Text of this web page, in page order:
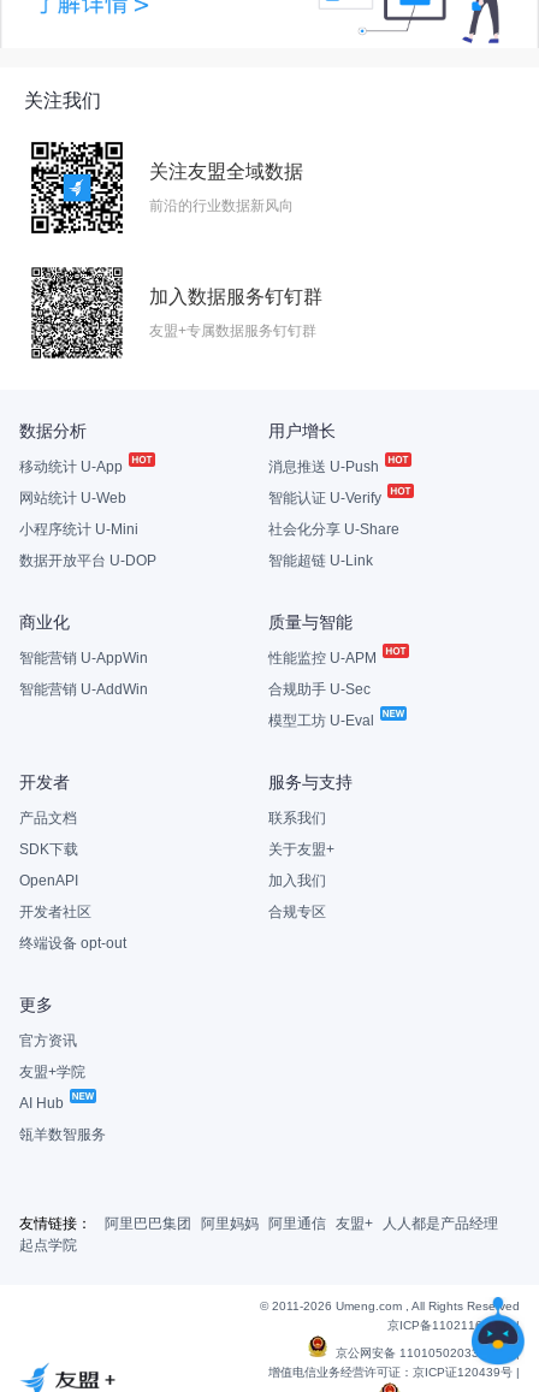
关注我们
关注友盟全域数据
前沿的行业数据新风向
加入数据服务钉钉群
友盟+专属数据服务钉钉群
数据分析
移动统计 U-App
网站统计 U-Web
小程序统计 U-Mini
数据开放平台 U-DOP
用户增长
消息推送 U-Push
智能认证 U-Verify
社会化分享 U-Share
智能超链 U-Link
商业化
智能营销 U-AppWin
智能营销 U-AddWin
质量与智能
性能监控 U-APM
合规助手 U-Sec
模型工坊 U-Eval
开发者
产品文档
SDK下载
OpenAPI
开发者社区
终端设备 opt-out
服务与支持
联系我们
关于友盟+
加入我们
合规专区
更多
官方资讯
友盟+学院
AI Hub
瓴羊数智服务
友情链接： 阿里巴巴集团 阿里妈妈 阿里通信 友盟+
人人都是产品经理
起点学院
© 2011-2026 Umeng.com , All Rights Reserved
京ICP备11021163号-6|
京公网安备 11010502033607号
|
增值电信业务经营许可证：京ICP证120439号 |